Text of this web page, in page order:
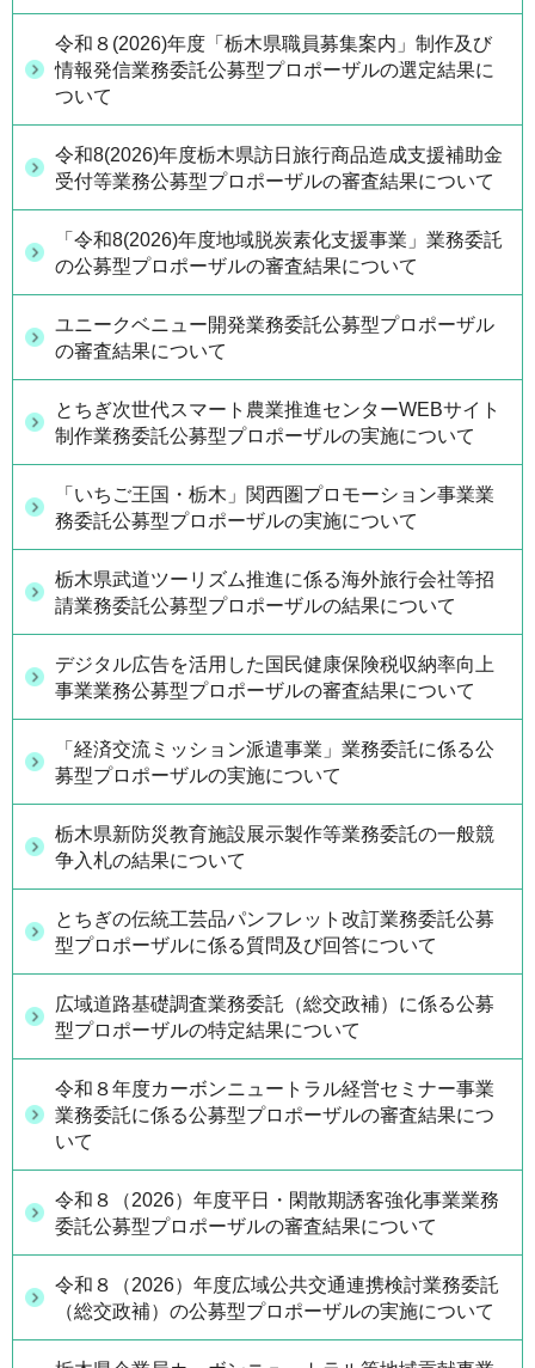
令和８(2026)年度「栃木県職員募集案内」制作及び
情報発信業務委託公募型プロポーザルの選定結果に
ついて
令和8(2026)年度栃木県訪日旅行商品造成支援補助金
受付等業務公募型プロポーザルの審査結果について
「令和8(2026)年度地域脱炭素化支援事業」業務委託
の公募型プロポーザルの審査結果について
ユニークベニュー開発業務委託公募型プロポーザル
の審査結果について
とちぎ次世代スマート農業推進センターWEBサイト
制作業務委託公募型プロポーザルの実施について
「いちご王国・栃木」関西圏プロモーション事業業
務委託公募型プロポーザルの実施について
栃木県武道ツーリズム推進に係る海外旅行会社等招
請業務委託公募型プロポーザルの結果について
デジタル広告を活用した国民健康保険税収納率向上
事業業務公募型プロポーザルの審査結果について
「経済交流ミッション派遣事業」業務委託に係る公
募型プロポーザルの実施について
栃木県新防災教育施設展示製作等業務委託の一般競
争入札の結果について
とちぎの伝統工芸品パンフレット改訂業務委託公募
型プロポーザルに係る質問及び回答について
広域道路基礎調査業務委託（総交政補）に係る公募
型プロポーザルの特定結果について
令和８年度カーボンニュートラル経営セミナー事業
業務委託に係る公募型プロポーザルの審査結果につ
いて
令和８（2026）年度平日・閑散期誘客強化事業業務
委託公募型プロポーザルの審査結果について
令和８（2026）年度広域公共交通連携検討業務委託
（総交政補）の公募型プロポーザルの実施について